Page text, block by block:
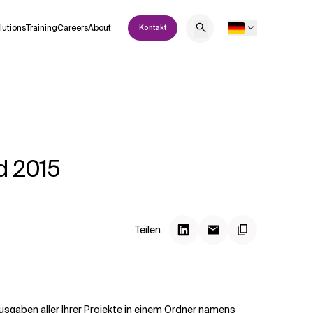
TrainingCareersAbout Kontakt
2015
Teilen
aller Ihrer Projekte in einem Ordner namens